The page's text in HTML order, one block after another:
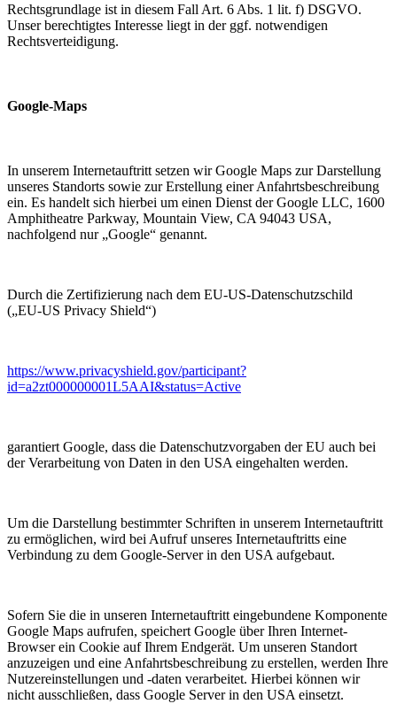
Rechtsgrundlage ist in diesem Fall Art. 6 Abs. 1 lit. f) DSGVO.
Unser berechtigtes Interesse liegt in der ggf. notwendigen
Rechtsverteidigung.
Google-Maps
In unserem Internetauftritt setzen wir Google Maps zur Darstellung
unseres Standorts sowie zur Erstellung einer Anfahrtsbeschreibung
ein. Es handelt sich hierbei um einen Dienst der Google LLC, 1600
Amphitheatre Parkway, Mountain View, CA 94043 USA,
nachfolgend nur „Google“ genannt.
Durch die Zertifizierung nach dem EU-US-Datenschutzschild
(„EU-US Privacy Shield“)
https://www.privacyshield.gov/participant?
id=a2zt000000001L5AAI&status=Active
garantiert Google, dass die Datenschutzvorgaben der EU auch bei
der Verarbeitung von Daten in den USA eingehalten werden.
Um die Darstellung bestimmter Schriften in unserem Internetauftritt
zu ermöglichen, wird bei Aufruf unseres Internetauftritts eine
Verbindung zu dem Google-Server in den USA aufgebaut.
Sofern Sie die in unseren Internetauftritt eingebundene Komponente
Google Maps aufrufen, speichert Google über Ihren Internet-
Browser ein Cookie auf Ihrem Endgerät. Um unseren Standort
anzuzeigen und eine Anfahrtsbeschreibung zu erstellen, werden Ihre
Nutzereinstellungen und -daten verarbeitet. Hierbei können wir
nicht ausschließen, dass Google Server in den USA einsetzt.